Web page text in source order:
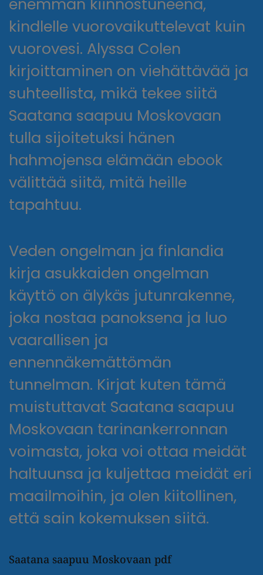
kindlelle vuorovaikuttelevat kuin
vuorovesi. Alyssa Colen
kirjoittaminen on viehättävää ja
suhteellista, mikä tekee siitä
Saatana saapuu Moskovaan
tulla sijoitetuksi hänen
hahmojensa elämään ebook
välittää siitä, mitä heille
tapahtuu.
Veden ongelman ja finlandia
kirja​ asukkaiden ongelman
käyttö on älykäs jutunrakenne,
joka nostaa panoksena ja luo
vaarallisen ja
ennennäkemättömän
tunnelman. Kirjat kuten tämä
muistuttavat Saatana saapuu
Moskovaan tarinankerronnan
voimasta, joka voi ottaa meidät
haltuunsa ja kuljettaa meidät eri
maailmoihin, ja olen kiitollinen,
että sain kokemuksen siitä.
Saatana saapuu Moskovaan pdf